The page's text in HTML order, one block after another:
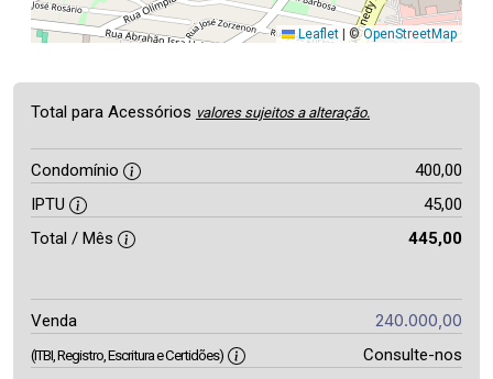
Leaflet ©OpenStreetMap
Total para Acessórios valores sujeitos a alteração.
Condomínio
400,00
IPTU
45,00
Total / Mês
445,00
Venda 240.000,00
(ITBI, Registro, Escritura e Certidões)
Consulte-nos